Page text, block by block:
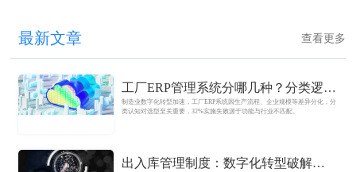
最新文章 查看更多
工厂ERP管理系统分哪几种？分类逻辑
与类型解析
制造业数字化转型加速，工厂ERP系统因生产流程、企业规模等差异分化，分
类认知对选型至关重要，32%实施失败源于功能与行业不匹配。
出入库管理制度：数字化转型破解传